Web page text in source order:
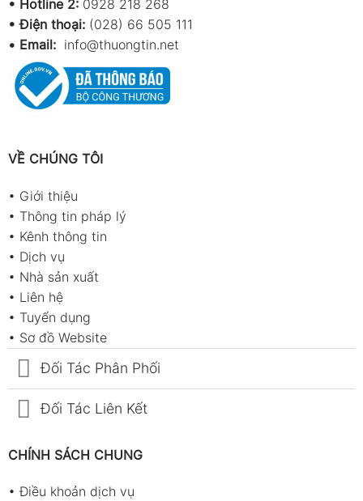
• Hotline 2: 0928 218 268
• Điện thoại: (028) 66 505 111
• Email: info@thuongtin.net
VỀ CHÚNG TÔI
• Giới thiệu
• Thông tin pháp lý
• Kênh thông tin
• Dịch vụ
• Nhà sản xuất
• Liên hệ
• Tuyển dụng
• Sơ đồ Website
Đối Tác Phân Phối
Đối Tác Liên Kết
CHÍNH SÁCH CHUNG
•Điều khoản dịch vụ